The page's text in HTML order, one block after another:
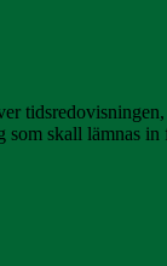
som skall lämnas